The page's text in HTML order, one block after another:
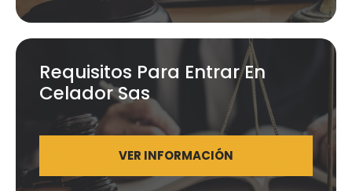
Requisitos Para Entrar En
Celador Sas
VER INFORMACIÓN